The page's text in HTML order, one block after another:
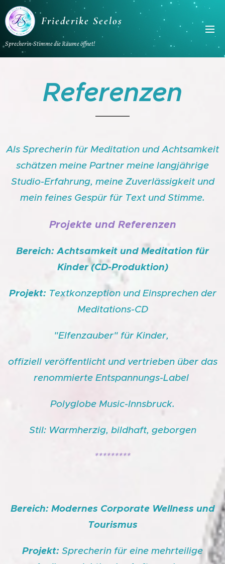
Friederike Seelos
Sprecherin-Stimme die Räume öffnet!
Referenzen
Als Sprecherin für Meditation und Achtsamkeit
schätzen meine Partner meine langjährige
Studio-Erfahrung, meine Zuverlässigkeit und
mein feines Gespür für Text und Stimme.
Projekte und Referenzen
Bereich: Achtsamkeit und Meditation für
Kinder (CD-Produktion)
Projekt:Textkonzeption und Einsprechen der
Meditations-CD
"Elfenzauber" für Kinder,
offiziell veröffentlicht und vertrieben über das
renommierte Entspannungs-Label
Polyglobe Music-Innsbruck.
Stil: Warmherzig, bildhaft, geborgen
*********
Bereich: Modernes Corporate Wellness und
Tourismus
Projekt: Sprecherin für eine mehrteilige